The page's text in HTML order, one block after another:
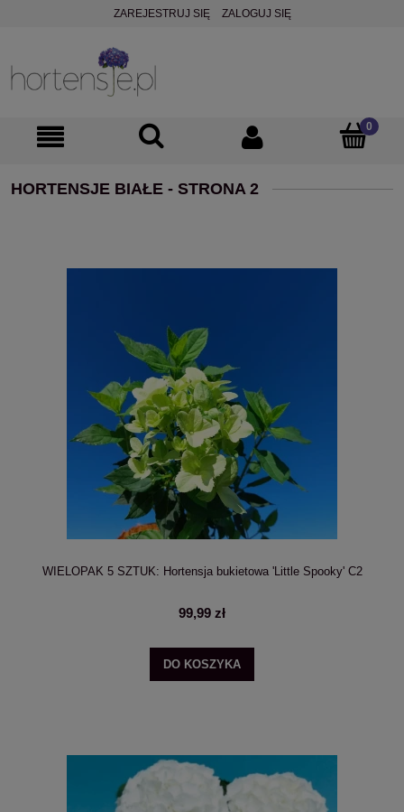
ZAREJESTRUJ SIĘ ZALOGUJ SIĘ
HORTENSJE BIAŁE - STRONA 2
WIELOPAK 5 SZTUK: Hortensja bukietowa 'Little Spooky' C2
99,99 zł
DO KOSZYKA